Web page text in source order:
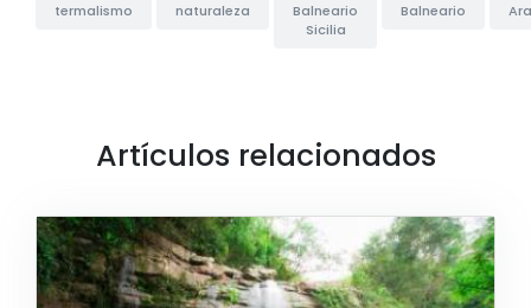
termalismo naturaleza
Balneario
Sicilia
Balneario
Artículos relacionados